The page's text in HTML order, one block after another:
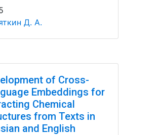
Д. А.
of Cross-
Embeddings for
Chemical
from Texts in
and English